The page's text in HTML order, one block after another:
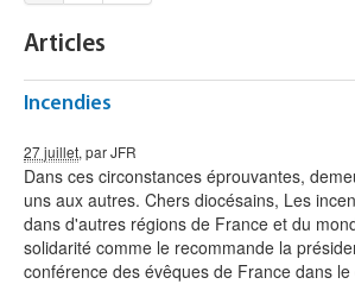
Articles
Incendies
27 juillet, par JFR
Dans ces circonstances éprouvantes,
uns aux autres. Chers diocésains, Les
dans d'autres régions de France et du
solidarité comme le recommande la
conférence des évêques de France dans